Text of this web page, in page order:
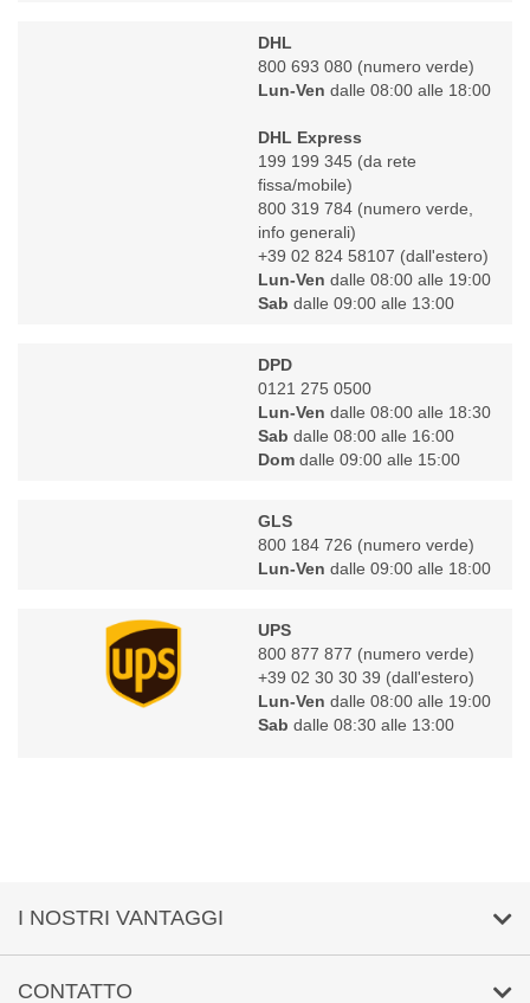
DHL
800 693 080 (numero verde)
Lun-Ven dalle 08:00 alle 18:00
DHL Express
199 199 345 (da rete
fissa/mobile)
800 319 784 (numero verde,
info generali)
+39 02 824 58107 (dall'estero)
Lun-Ven dalle 08:00 alle 19:00
Sab dalle 09:00 alle 13:00
DPD
0121 275 0500
Lun-Ven dalle 08:00 alle 18:30
Sab dalle 08:00 alle 16:00
Dom dalle 09:00 alle 15:00
GLS
800 184 726 (numero verde)
Lun-Ven dalle 09:00 alle 18:00
UPS
800 877 877 (numero verde)
+39 02 30 30 39 (dall'estero)
Lun-Ven dalle 08:00 alle 19:00
Sab dalle 08:30 alle 13:00
I NOSTRI VANTAGGI
CONTATTO